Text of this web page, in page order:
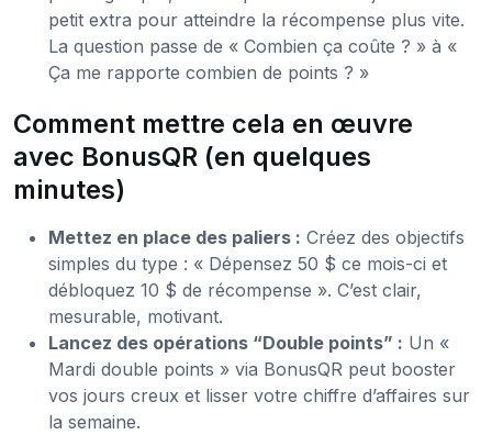
petit extra pour atteindre la récompense plus vite.
La question passe de « Combien ça coûte ? » à «
Ça me rapporte combien de points ? »
Comment mettre cela en œuvre
avec BonusQR (en quelques
minutes)
Mettez en place des paliers : Créez des objectifs
simples du type : « Dépensez 50 $ ce mois-ci et
débloquez 10 $ de récompense ». C’est clair,
mesurable, motivant.
Lancez des opérations “Double points” : Un «
Mardi double points » via BonusQR peut booster
vos jours creux et lisser votre chiffre d’affaires sur
la semaine.